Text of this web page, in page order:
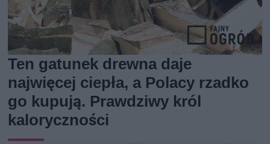
Ten gatunek drewna daje
najwięcej ciepła, a Polacy rzadko
go kupują. Prawdziwy król
kaloryczności